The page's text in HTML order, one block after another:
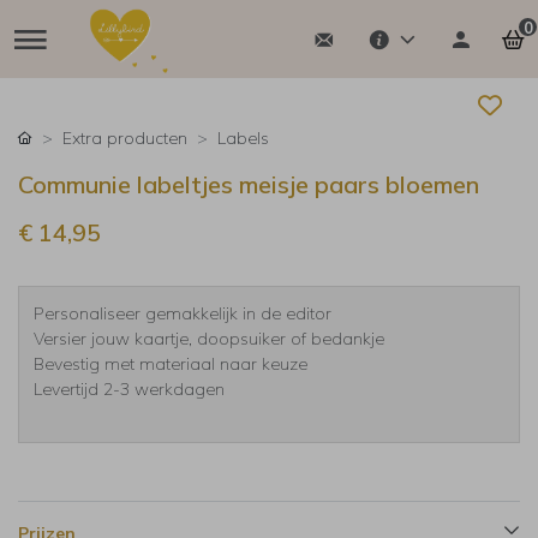
0
Extra producten Labels
Communie labeltjes meisje paars bloemen
€ 14,95
Personaliseer gemakkelijk in de editor
Versier jouw kaartje, doopsuiker of bedankje
Bevestig met materiaal naar keuze
Levertijd 2-3 werkdagen
Prijzen